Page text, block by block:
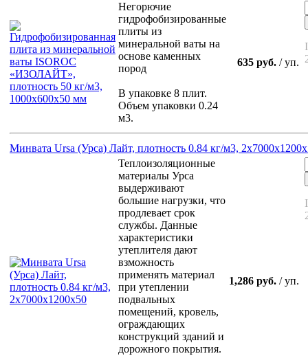
Негорючие
гидрофобизированные
плиты из
минеральной ваты на
основе каменных
пород
В упаковке 8 плит.
Объем упаковки 0.24
м3.
635 руб. / уп.
Минвата Ursa (Урса) Лайт, плотность 0.84 кг/м3,
Теплоизоляционные
материалы Урса
выдерживают
большие нагрузки, что
продлевает срок
службы. Данные
характеристики
утеплителя дают
взможность
применять материал
при утеплении
подвальных
помещений, кровель,
ограждающих
конструкций зданий и
дорожного покрытия.
1,286 руб. / уп.